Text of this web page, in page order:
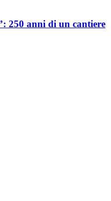
250 anni di un cantiere